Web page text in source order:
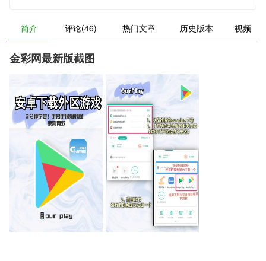
简介 评论(46) 热门文章 历史版本 视频
金彩网最新版截图